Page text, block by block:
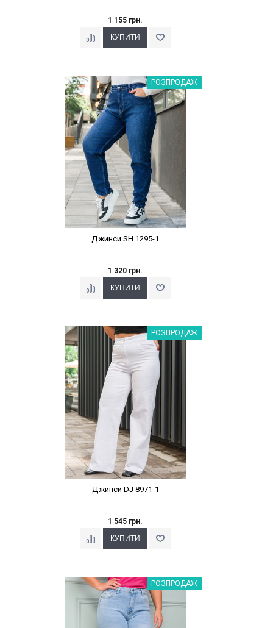
1 155 грн.
Наклейки Варіант з %РОЗПРОДАЖ
Джинси SH 1295-1
1 320 грн.
Наклейки Варіант з %РОЗПРОДАЖ
Джинси DJ 8971-1
1 545 грн.
Наклейки Варіант з %РОЗПРОДАЖ